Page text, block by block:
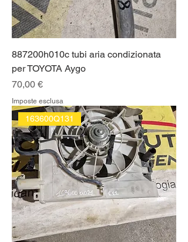
887200h010c tubi aria condizionata
per TOYOTA Aygo
Prezzo
70,00 €
Imposte esclusa
163600Q131